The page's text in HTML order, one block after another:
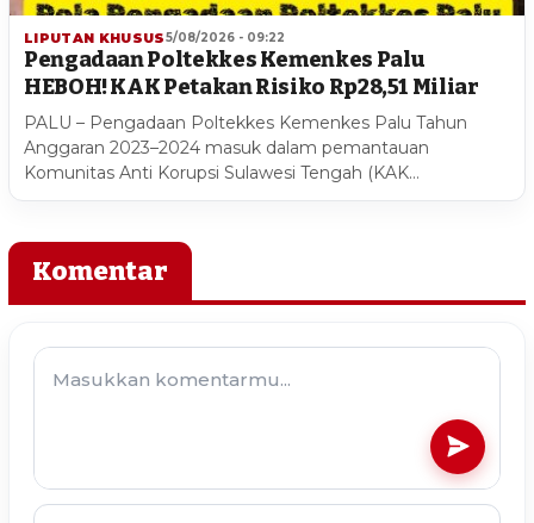
LIPUTAN KHUSUS5/08/2026 - 09:22
Pengadaan Poltekkes Kemenkes Palu
HEBOH! KAK Petakan Risiko Rp28,51 Miliar
PALU – Pengadaan Poltekkes Kemenkes Palu Tahun
Anggaran 2023–2024 masuk dalam pemantauan
Komunitas Anti Korupsi Sulawesi Tengah (KAK…
Komentar